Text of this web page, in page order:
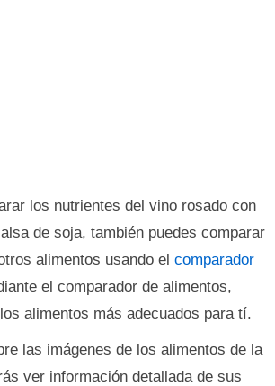
los nutrientes del vino rosado con
de soja, también puedes comparar
alimentos usando el comparador
el comparador de alimentos,
alimentos más adecuados para tí.
las imágenes de los alimentos de la
ver información detallada de sus